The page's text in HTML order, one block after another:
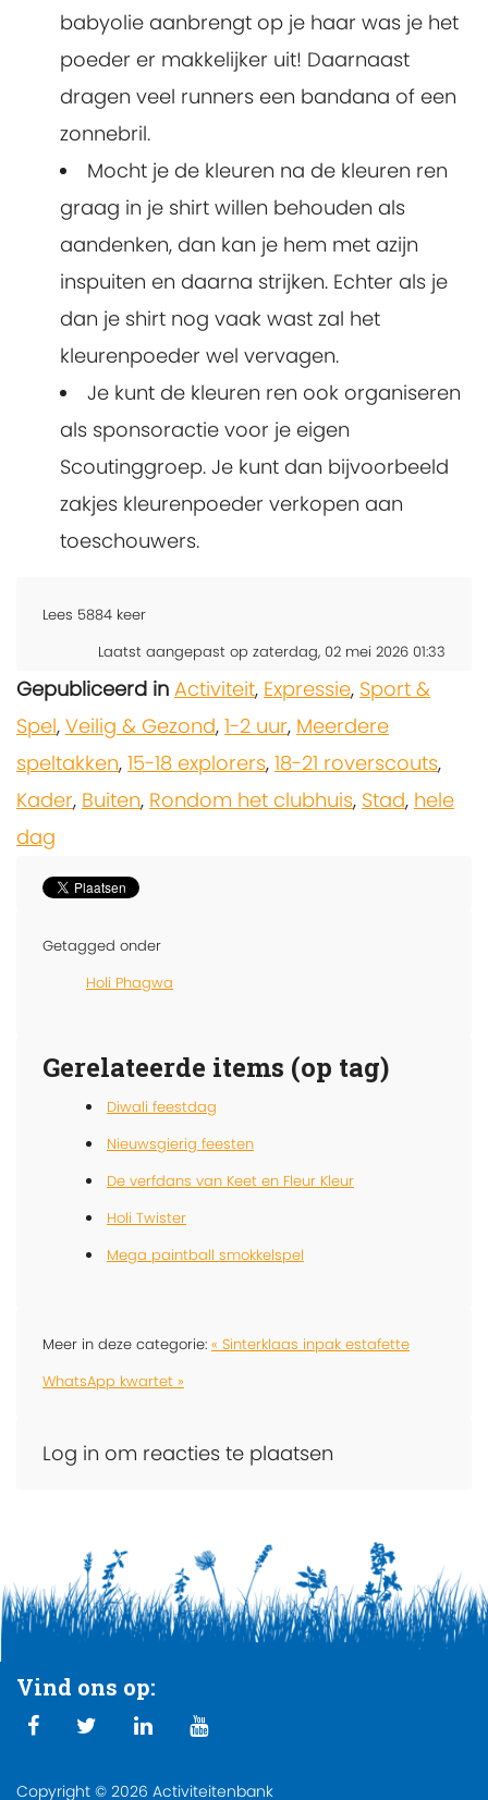
babyolie aanbrengt op je haar was je het
poeder er makkelijker uit! Daarnaast
dragen veel runners een bandana of een
zonnebril.
Mocht je de kleuren na de kleuren ren
graag in je shirt willen behouden als
aandenken, dan kan je hem met azijn
inspuiten en daarna strijken. Echter als je
dan je shirt nog vaak wast zal het
kleurenpoeder wel vervagen.
Je kunt de kleuren ren ook organiseren
als sponsoractie voor je eigen
Scoutinggroep. Je kunt dan bijvoorbeeld
zakjes kleurenpoeder verkopen aan
toeschouwers.
Lees 5884 keer
Laatst aangepast op zaterdag, 02 mei 2026 01:33
Gepubliceerd in Activiteit, Expressie, Sport &
Spel, Veilig & Gezond, 1-2 uur, Meerdere
speltakken, 15-18 explorers, 18-21 roverscouts,
Kader, Buiten, Rondom het clubhuis, Stad, hele
dag
Getagged onder
Holi Phagwa
Gerelateerde items (op tag)
Diwali feestdag
Nieuwsgierig feesten
De verfdans van Keet en Fleur Kleur
Holi Twister
Mega paintball smokkelspel
Meer in deze categorie: « Sinterklaas inpak estafette
WhatsApp kwartet »
Log in om reacties te plaatsen
Vind ons op:
Copyright © 2026 Activiteitenbank